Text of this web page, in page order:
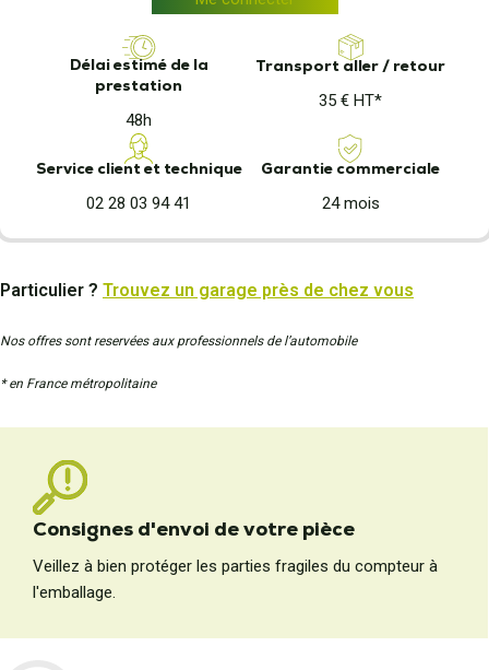
Délai estimé de la
prestation
48h
Transport aller / retour
35 € HT*
Service client et technique
02 28 03 94 41
Garantie commerciale
24 mois
Particulier ? Trouvez un garage près de chez vous
Nos offres sont reservées aux professionnels de l’automobile
* en France métropolitaine
Consignes d'envoi de votre pièce
Veillez à bien protéger les parties fragiles du compteur à
l'emballage.